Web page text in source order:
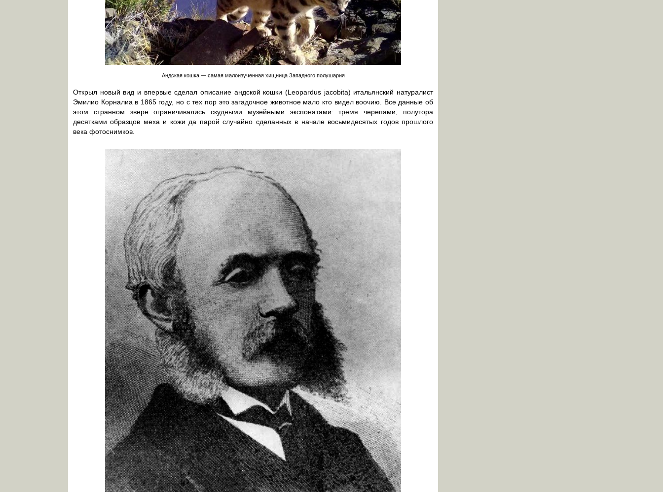
Андская кошка — самая малоизученная хищница Западного полушария
Открыл новый вид и впервые сделал описание андской кошки (Leopardus jacobita) итальянский натуралист
Эмилио Корналиа в 1865 году, но с тех пор это загадочное животное мало кто видел воочию. Все данные об
этом странном звере ограничивались скудными музейными экспонатами: тремя черепами, полутора
десятками образцов меха и кожи да парой случайно сделанных в начале восьмидесятых годов прошлого
века фотоснимков.